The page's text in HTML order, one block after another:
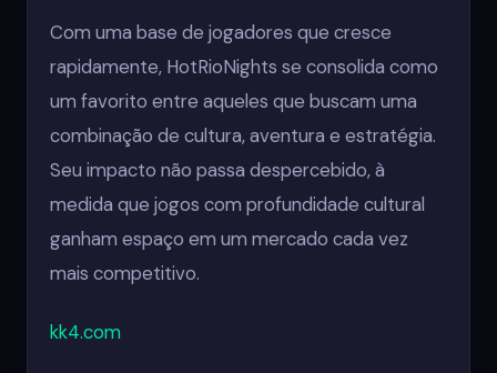
Com uma base de jogadores que cresce
rapidamente, HotRioNights se consolida como
um favorito entre aqueles que buscam uma
combinação de cultura, aventura e estratégia.
Seu impacto não passa despercebido, à
medida que jogos com profundidade cultural
ganham espaço em um mercado cada vez
mais competitivo.
kk4.com